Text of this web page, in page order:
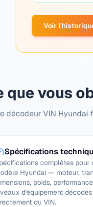
Voir
que vous
décodeur VIN Hyundai
Spécifications
complètes pour
Hyundai — moteur,
poids,
d'équipement décodés
du VIN.